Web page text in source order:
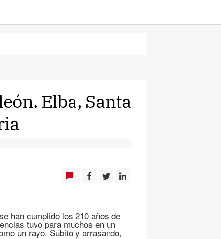
Elba, Santa
Jericó
han cumplido los 210 años de
tuvo para muchos en un
un rayo. Súbito y arrasando,